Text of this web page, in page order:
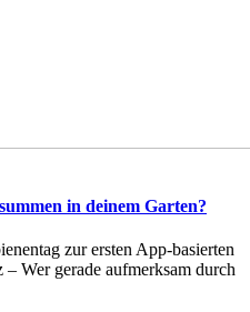
in deinem Garten?
zur ersten App-basierten
Wer gerade aufmerksam durch